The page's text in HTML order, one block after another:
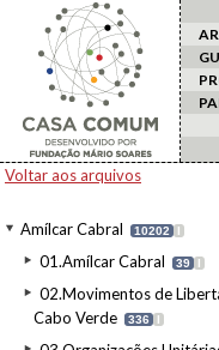
Voltar aos arquivos
Amílcar Cabral 10202 I
01.Amílcar Cabral 39 I
02.Movimentos de
Cabo Verde
336 I